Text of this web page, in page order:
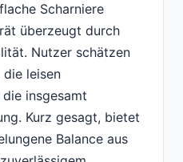
Scharniere
überzeugt durch
Nutzer schätzen
die leisen
insgesamt
Kurz gesagt, bietet
Balance aus